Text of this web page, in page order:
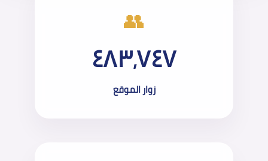
👥
٤٨٣٬٧٤٧
زوار الموقع